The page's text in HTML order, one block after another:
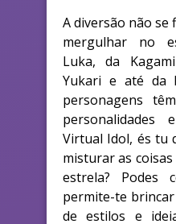
A diversão não se
mergulhar no
Luka, da
Yukari e até da
personagens
personalidades
Virtual Idol, és tu
misturar as
estrela? Podes
permite-te
de estilos e